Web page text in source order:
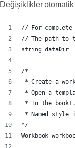
Değişiklikler otomatik
// For complete
// The path to
string dataDir
/*
* Create a
* Open a
* In the
* Named style
*/
Workbook